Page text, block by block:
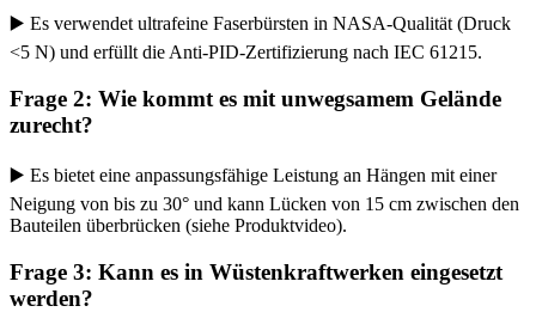
▶️ Es verwendet ultrafeine Faserbürsten in NASA-Qualität (Druck
<5 N) und erfüllt die Anti-PID-Zertifizierung nach IEC 61215.
Frage 2: Wie kommt es mit unwegsamem Gelände
zurecht?
▶️ Es bietet eine anpassungsfähige Leistung an Hängen mit einer
Neigung von bis zu 30° und kann Lücken von 15 cm zwischen den
Bauteilen überbrücken (siehe Produktvideo).
Frage 3: Kann es in Wüstenkraftwerken eingesetzt
werden?